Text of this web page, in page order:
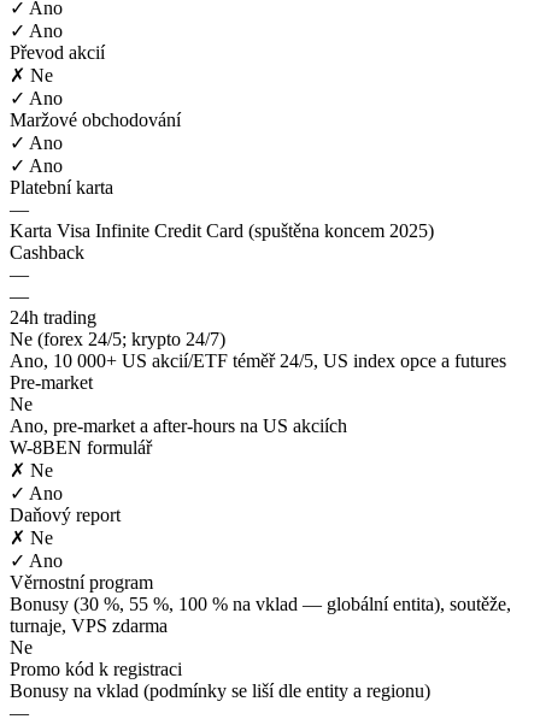
✓ Ano
✓ Ano
Převod akcií
✗ Ne
✓ Ano
Maržové obchodování
✓ Ano
✓ Ano
Platební karta
—
Karta Visa Infinite Credit Card (spuštěna koncem 2025)
Cashback
—
—
24h trading
Ne (forex 24/5; krypto 24/7)
Ano, 10 000+ US akcií/ETF téměř 24/5, US index opce a futures
Pre-market
Ne
Ano, pre-market a after-hours na US akciích
W-8BEN formulář
✗ Ne
✓ Ano
Daňový report
✗ Ne
✓ Ano
Věrnostní program
Bonusy (30 %, 55 %, 100 % na vklad — globální entita), soutěže,
turnaje, VPS zdarma
Ne
Promo kód k registraci
Bonusy na vklad (podmínky se liší dle entity a regionu)
—